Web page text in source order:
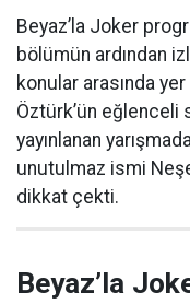
Beyaz’la Joker
bölümün ardından
konular arasında
Öztürk’ün eğlenceli
yayınlanan
unutulmaz ismi
dikkat çekti.
Beyaz’la